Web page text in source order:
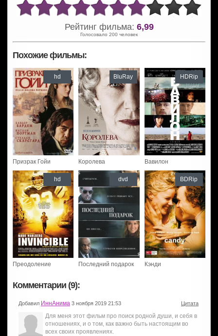
Рейтинг фильма: 6,99
Голосовало 200 человек
Похожие фильмы:
Призрак Гойи
hd
Королева
BluRay
Вавилон
HDRip
Преодоление
hd
Последний подарок
dvd
Кэнди
BDRip
Комментарии (9):
Добавил ИннАнима 3 ноября 2019 21:53 Цитата
Для меня этот фильм про поиск родной души, и себя в
отношениях, и о том, как важно быть настоящим во
всех своих проявлениях.